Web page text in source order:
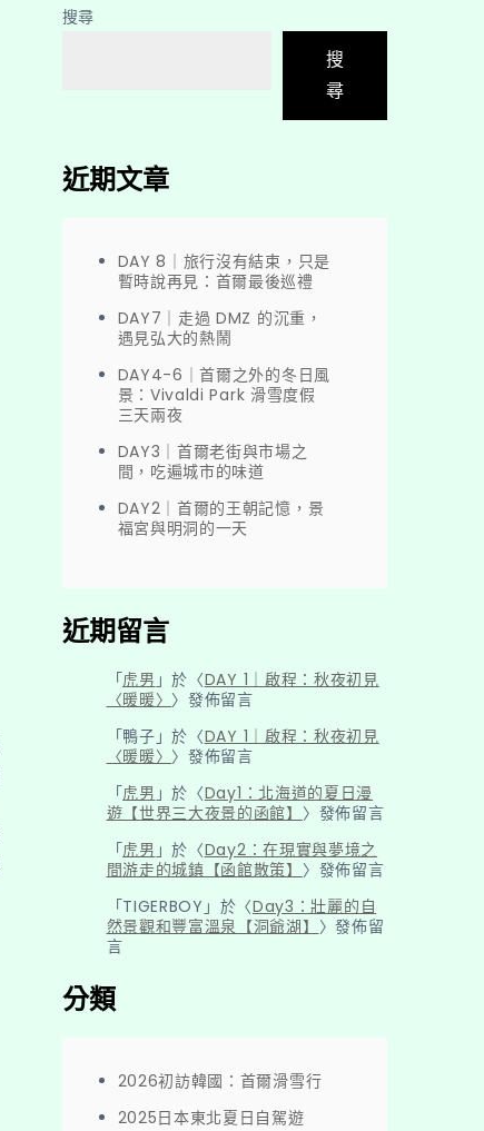
搜尋
搜
尋
近期文章
DAY 8｜旅行沒有結束，只是
暫時說再見：首爾最後巡禮
DAY7｜走過 DMZ 的沉重，
遇見弘大的熱鬧
DAY4-6｜首爾之外的冬日風
景：Vivaldi Park 滑雪度假
三天兩夜
DAY3｜首爾老街與市場之
間，吃遍城市的味道
DAY2｜首爾的王朝記憶，景
福宮與明洞的一天
近期留言
「虎男 」於〈DAY 1｜啟程：秋夜初見
〈暖暖〉 〉發佈留言
「鴨子 」於〈DAY 1｜啟程：秋夜初見
〈暖暖〉 〉發佈留言
「虎男 」於〈Day1：北海道的夏日漫
遊【世界三大夜景的函館】 〉發佈留言
「虎男 」於〈Day2：在現實與夢境之
間游走的城鎮【函館散策】 〉發佈留言
「TIGERBOY 」於〈Day3：壯麗的自
然景觀和豐富溫泉【洞爺湖】 〉發佈留
言
分類
2026初訪韓國：首爾滑雪行
2025日本東北夏日自駕遊